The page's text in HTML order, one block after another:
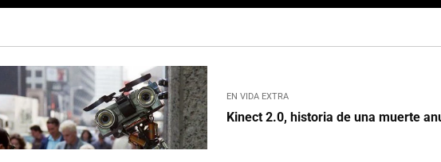
EN VIDA EXTRA
Kinect 2.0, historia de una muerte